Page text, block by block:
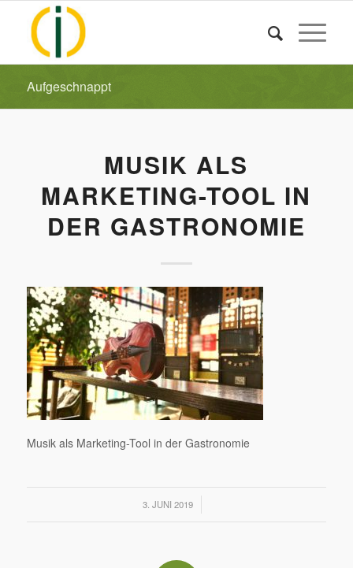
Aufgeschnappt
MUSIK ALS
MARKETING-TOOL IN
DER GASTRONOMIE
Musik als Marketing-Tool in der Gastronomie
3. JUNI 2019
/